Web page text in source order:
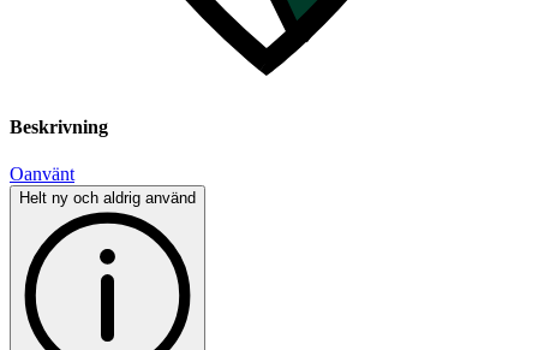
Beskrivning
Oanvänt
Helt ny och aldrig använd